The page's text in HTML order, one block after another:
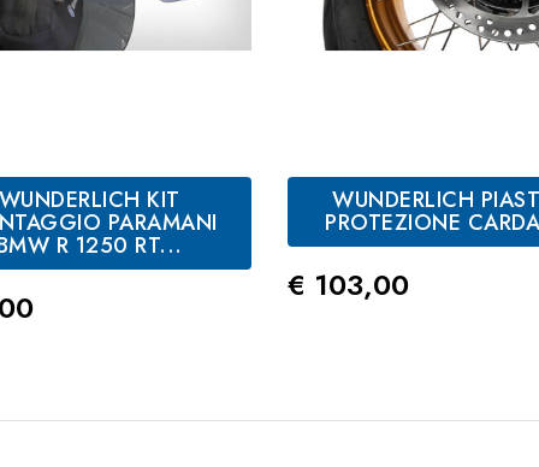
WUNDERLICH KIT
PARAMANI
R 1250 RT...
WUNDERLICH
PROTEZIONE
Prezzo
€ 103,00